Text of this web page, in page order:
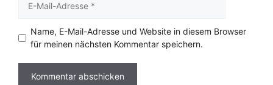
Mail-
Name, E-Mail-Adresse und Website in diesem Browser
für meinen nächsten Kommentar speichern.